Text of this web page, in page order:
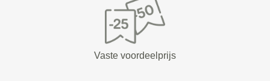
Vaste voordeelprijs